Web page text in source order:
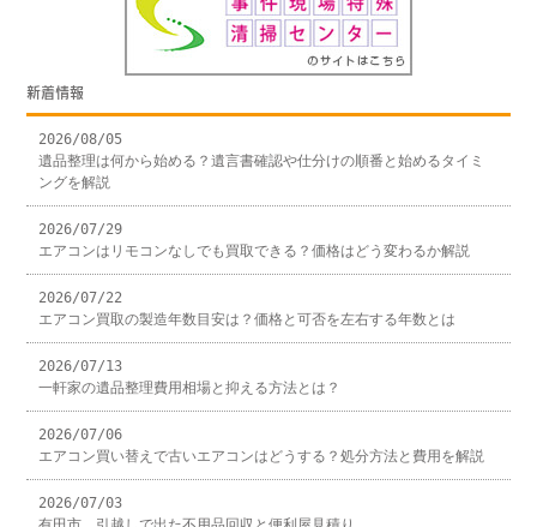
新着情報
2026/08/05
遺品整理は何から始める？遺言書確認や仕分けの順番と始めるタイミ
ングを解説
2026/07/29
エアコンはリモコンなしでも買取できる？価格はどう変わるか解説
2026/07/22
エアコン買取の製造年数目安は？価格と可否を左右する年数とは
2026/07/13
一軒家の遺品整理費用相場と抑える方法とは？
2026/07/06
エアコン買い替えで古いエアコンはどうする？処分方法と費用を解説
2026/07/03